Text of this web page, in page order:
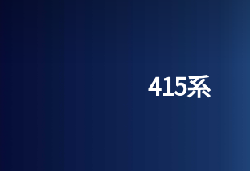
415系